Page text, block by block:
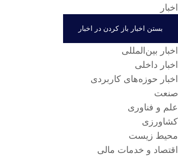
اخبار
بستن اخبار باز کردن در اخبار
اخبار بین‌المللی
اخبار داخلی
اخبار حوزه‌های کاربردی
صنعت
علم و فناوری
کشاورزی
محیط زیست
اقتصاد و خدمات مالی